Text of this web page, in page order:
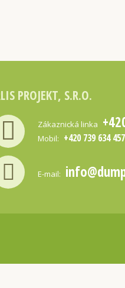
PROJEKT, S.R.O.
Zákaznická linka
Mobil: +420 739 634
E-mail: